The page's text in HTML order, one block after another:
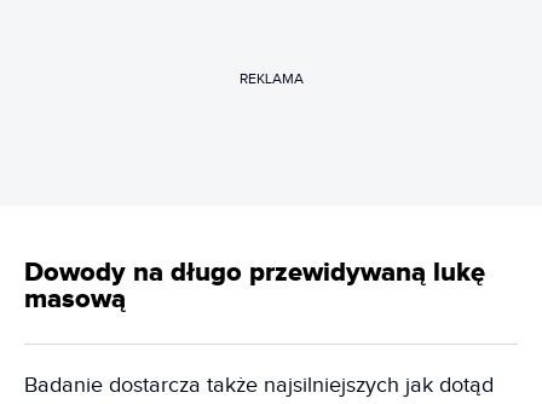
REKLAMA
Dowody na długo przewidywaną lukę
masową
Badanie dostarcza także najsilniejszych jak dotąd